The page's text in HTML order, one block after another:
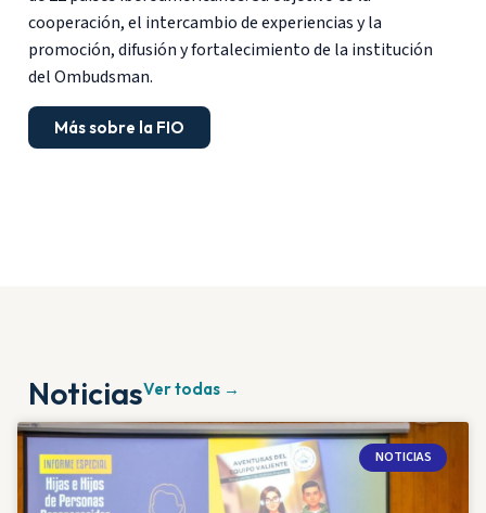
cooperación, el intercambio de experiencias y la
promoción, difusión y fortalecimiento de la institución
del Ombudsman.
Más sobre la FIO
NoticiasVer todas →
NOTICIAS